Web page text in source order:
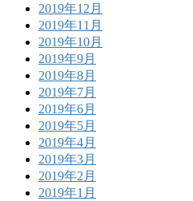
2019年12月
2019年11月
2019年10月
2019年9月
2019年8月
2019年7月
2019年6月
2019年5月
2019年4月
2019年3月
2019年2月
2019年1月